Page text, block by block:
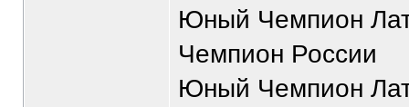
Юный Чемпион
Чемпион России
Юный Чемпион